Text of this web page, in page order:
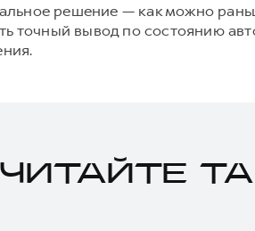
решение — как можно
точный вывод по состоянию
ЧИТАЙТЕ